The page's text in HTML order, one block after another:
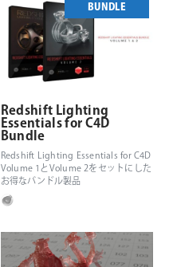
BUNDLE
Redshift Lighting
Essentials for C4D
Bundle
Redshift Lighting Essentials for C4D
Volume 1とVolume 2をセットにした
お得なバンドル製品